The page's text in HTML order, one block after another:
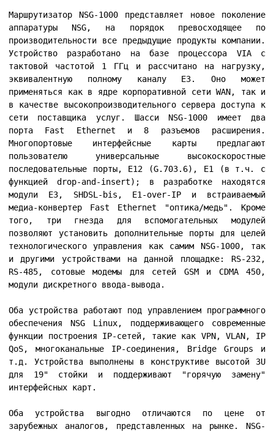
Маршрутизатор NSG-1000 представляет новое поколение
аппаратуры NSG, на порядок превосходящее по
производительности все предыдущие продукты компании.
Устройство разработано на базе процессора VIA с
тактовой частотой 1 ГГц и рассчитано на нагрузку,
эквивалентную полному каналу E3. Оно может
применяться как в ядре корпоративной сети WAN, так и
в качестве высокопроизводительного сервера доступа к
сети поставщика услуг. Шасси NSG-1000 имеет два
порта Fast Ethernet и 8 разъемов расширения.
Многопортовые интерфейсные карты предлагают
пользователю универсальные высокоскоростные
последовательные порты, E12 (G.703.6), E1 (в т.ч. с
функцией drop-and-insert); в разработке находятся
модули E3, SHDSL-bis, E1-over-IP и встраиваемый
медиа-конвертер Fast Ethernet "оптика/медь". Кроме
того, три гнезда для вспомогательных модулей
позволяют установить дополнительные порты для целей
технологического управления как самим NSG-1000, так
и другими устройствами на данной площадке: RS-232,
RS-485, сотовые модемы для сетей GSM и CDMA 450,
модули дискретного ввода-вывода.
Оба устройства работают под управлением программного
обеспечения NSG Linux, поддерживающего современные
функции построения IP-сетей, такие как VPN, VLAN, IP
QoS, многоканальные IP-соединения, Bridge Groups и
т.д. Устройства выполнены в конструктиве высотой 3U
для 19" стойки и поддерживают "горячую замену"
интерфейсных карт.
Оба устройства выгодно отличаются по цене от
зарубежных аналогов, представленных на рынке. NSG-